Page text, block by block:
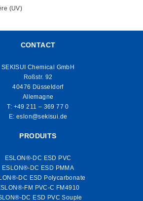
(UV)
CONTACT
SEKISUI Chemical GmbH
Roßstr. 92
40476 Düsseldorf
Allemagne
T: +49 211 – 369 77 0
E: eslon@sekisui.de
PRODUITS
ESLON®-DC ESD PVC
ESLON®-DC ESD PMMA
DC ESD Polycarbonate
FM PVC-C FM4910
DC ESD PVC Souple